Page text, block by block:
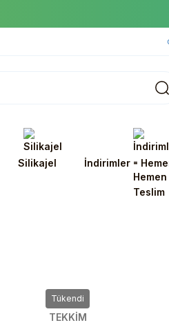
Silikajel İndirimler -
Tükendi
TEKKİM